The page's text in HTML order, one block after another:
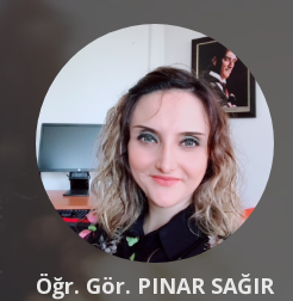
Öğr. Gör. PINAR SAĞIR